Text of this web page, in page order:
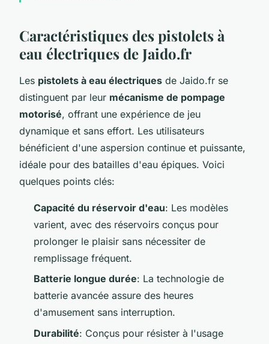
Caractéristiques des pistolets à
eau électriques de Jaido.fr
Les pistolets à eau électriques de Jaido.fr se
distinguent par leur mécanisme de pompage
motorisé, offrant une expérience de jeu
dynamique et sans effort. Les utilisateurs
bénéficient d'une aspersion continue et puissante,
idéale pour des batailles d'eau épiques. Voici
quelques points clés:
Capacité du réservoir d'eau: Les modèles
varient, avec des réservoirs conçus pour
prolonger le plaisir sans nécessiter de
remplissage fréquent.
Batterie longue durée: La technologie de
batterie avancée assure des heures
d'amusement sans interruption.
Durabilité: Conçus pour résister à l'usage